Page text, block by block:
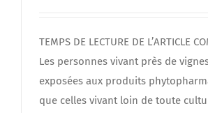
TEMPS DE LECTURE DE L’ARTICLE
Les personnes vivant près de
exposées aux produits
que celles vivant loin de toute